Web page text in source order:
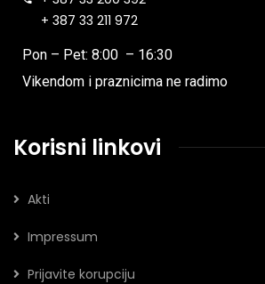
+ 387 33 211 972
Pon – Pet: 8:00 – 16:30
Vikendom i praznicima ne radimo
Korisni linkovi
Akti
Impressum
Prijavite korupciju